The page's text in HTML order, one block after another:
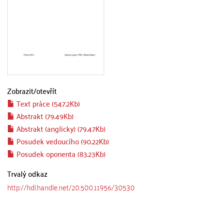
Zobrazit/otevřít
Text práce (547.2Kb)
Abstrakt (79.49Kb)
Abstrakt (anglicky) (79.47Kb)
Posudek vedoucího (90.22Kb)
Posudek oponenta (83.23Kb)
Trvalý odkaz
http://hdl.handle.net/20.500.11956/30530